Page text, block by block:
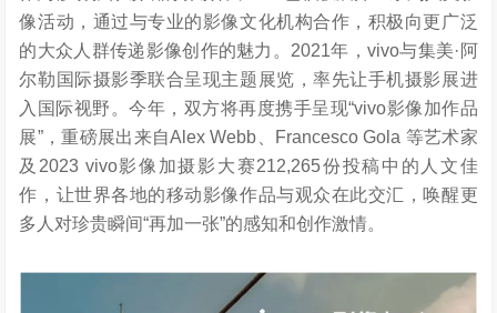
像活动，通过与专业的影像文化机构合作，积极向更广泛
的大众人群传递影像创作的魅力。2021年，vivo与集美·阿
尔勒国际摄影季联合呈现主题展览，率先让手机摄影展进
入国际视野。今年，双方将再度携手呈现“vivo影像加作品
展”，重磅展出来自Alex Webb、Francesco Gola 等艺术家
及2023 vivo影像加摄影大赛212,265份投稿中的人文佳
作，让世界各地的移动影像作品与观众在此交汇，唤醒更
多人对珍贵瞬间“再加一张”的感知和创作激情。